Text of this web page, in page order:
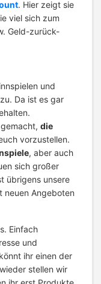
. Hier zeigt sie
viel sich zum
Geld-zurück-
und
Da ist es gar
die
vorzustellen.
, aber auch
sich großer
übrigens unsere
neuen Angeboten
Einfach
und
ihr einen der
stellen wir